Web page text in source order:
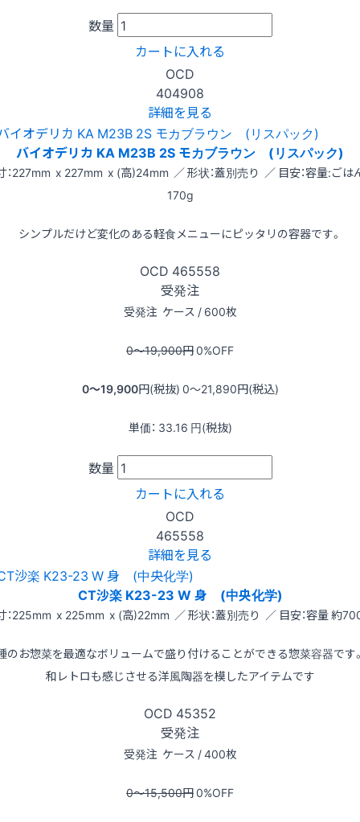
数量
カートに入れる
OCD
404908
詳細を見る
バイオデリカ KA M23B 2S モカブラウン (リスパック)
：227mm x 227mm x (高)24mm ／ 形状：蓋別売り ／ 目安：容量:ごは
170g
シンプルだけど変化のある軽食メニューにピッタリの容器です。
OCD 465558
受発注
受発注 ケース / 600枚
0〜19,900円0%OFF
0〜19,900円(税抜) 0〜21,890円(税込)
単価： 33.16 円(税抜)
数量
カートに入れる
OCD
465558
詳細を見る
CT沙楽 K23-23 W 身 (中央化学)
：225mm x 225mm x (高)22mm ／ 形状：蓋別売り ／ 目安：容量 約
のお惣菜を最適なボリュームで盛り付けることができる惣菜容器です
和レトロも感じさせる洋風陶器を模したアイテムです
OCD 45352
受発注
受発注 ケース / 400枚
0〜15,500円0%OFF